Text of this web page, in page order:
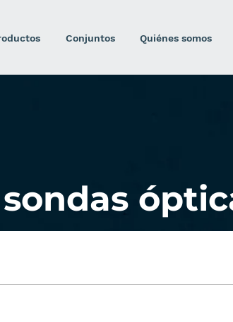
Conjuntos Quiénes somos